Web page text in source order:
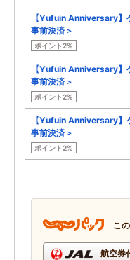
【Yufuin Anniversary】
事前決済＞
ポイント2%
【Yufuin Anniversary】
事前決済＞
ポイント2%
【Yufuin Anniversary】
事前決済＞
ポイント2%
こ
航空券